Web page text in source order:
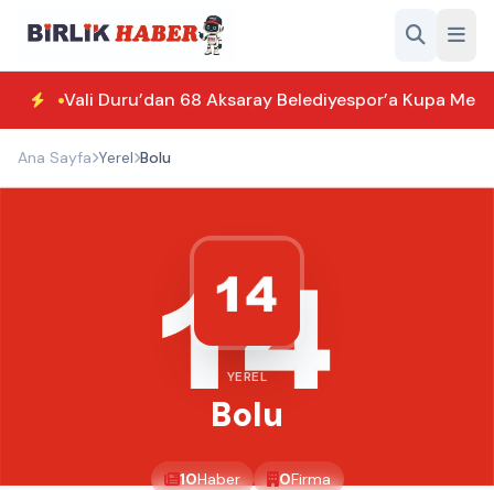
Vali Duru’dan 68 Aksaray Belediyespor’a Kupa
Ana Sayfa Yerel Bolu
YEREL
Bolu
10Haber 0Firma